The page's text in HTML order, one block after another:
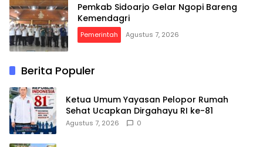
Pemkab Sidoarjo Gelar Ngopi Bareng
Kemendagri
Pemerintah Agustus 7, 2026
Berita Populer
Ketua Umum Yayasan Pelopor Rumah
Sehat Ucapkan Dirgahayu RI ke-81
Agustus 7, 2026 0